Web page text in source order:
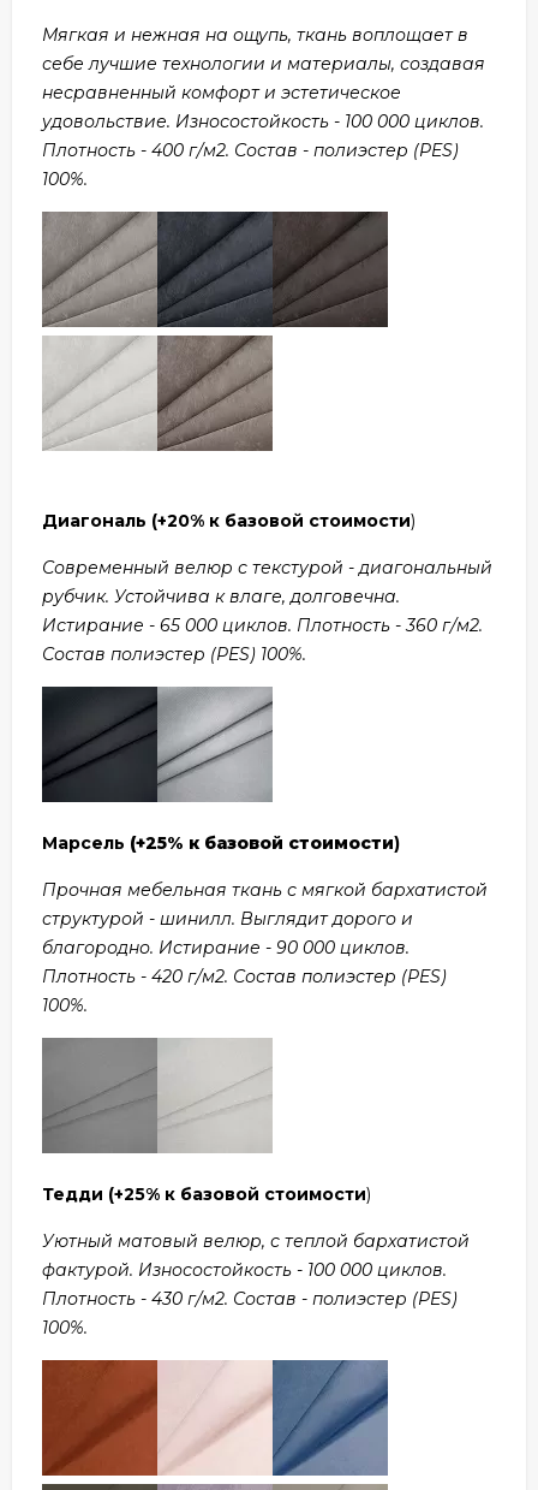
Мягкая и нежная на ощупь, ткань воплощает в
себе лучшие технологии и материалы, создавая
несравненный комфорт и эстетическое
удовольствие. Износостойкость - 100 000 циклов.
Плотность - 400 г/м2. Состав - полиэстер (PES)
100%.
Диагональ (+20% к базовой стоимости)
Современный велюр с текстурой - диагональный
рубчик. Устойчива к влаге, долговечна.
Истирание - 65 000 циклов. Плотность - 360 г/м2.
Состав полиэстер (PES) 100%.
Марсель (+25% к базовой стоимости)
Прочная мебельная ткань с мягкой бархатистой
структурой - шинилл. Выглядит дорого и
благородно. Истирание - 90 000 циклов.
Плотность - 420 г/м2. Состав полиэстер (PES)
100%.
Тедди (+25% к базовой стоимости)
Уютный матовый велюр, с теплой бархатистой
фактурой. Износостойкость - 100 000 циклов.
Плотность - 430 г/м2. Состав - полиэстер (PES)
100%.